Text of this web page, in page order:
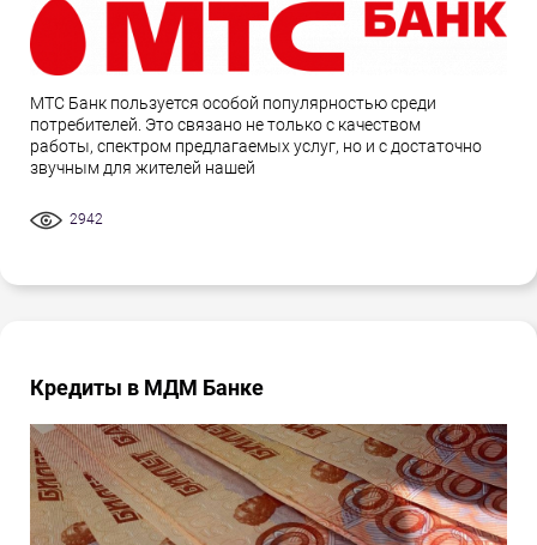
МТС Банк пользуется особой популярностью среди
потребителей. Это связано не только с качеством
работы, спектром предлагаемых услуг, но и с достаточно
звучным для жителей нашей
2942
Кредиты в МДМ Банке